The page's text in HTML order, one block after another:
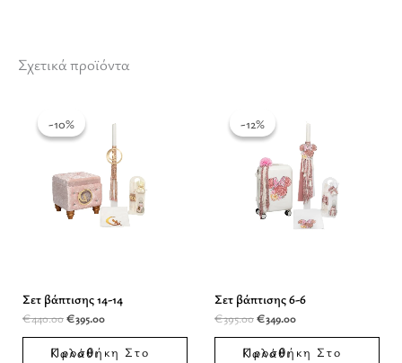
Σχετικά προϊόντα
-10%
-10%
Σετ βάπτισης 14-14
€440.00
€440.00.
€395.00
είναι:
Προσθήκη Στο Καλάθι
-12%
-12%
Σετ βάπτισης 6-6
€395.00
€395.00.
€349.00
είναι:
€349.00.
Προσθήκη Στο Καλάθι